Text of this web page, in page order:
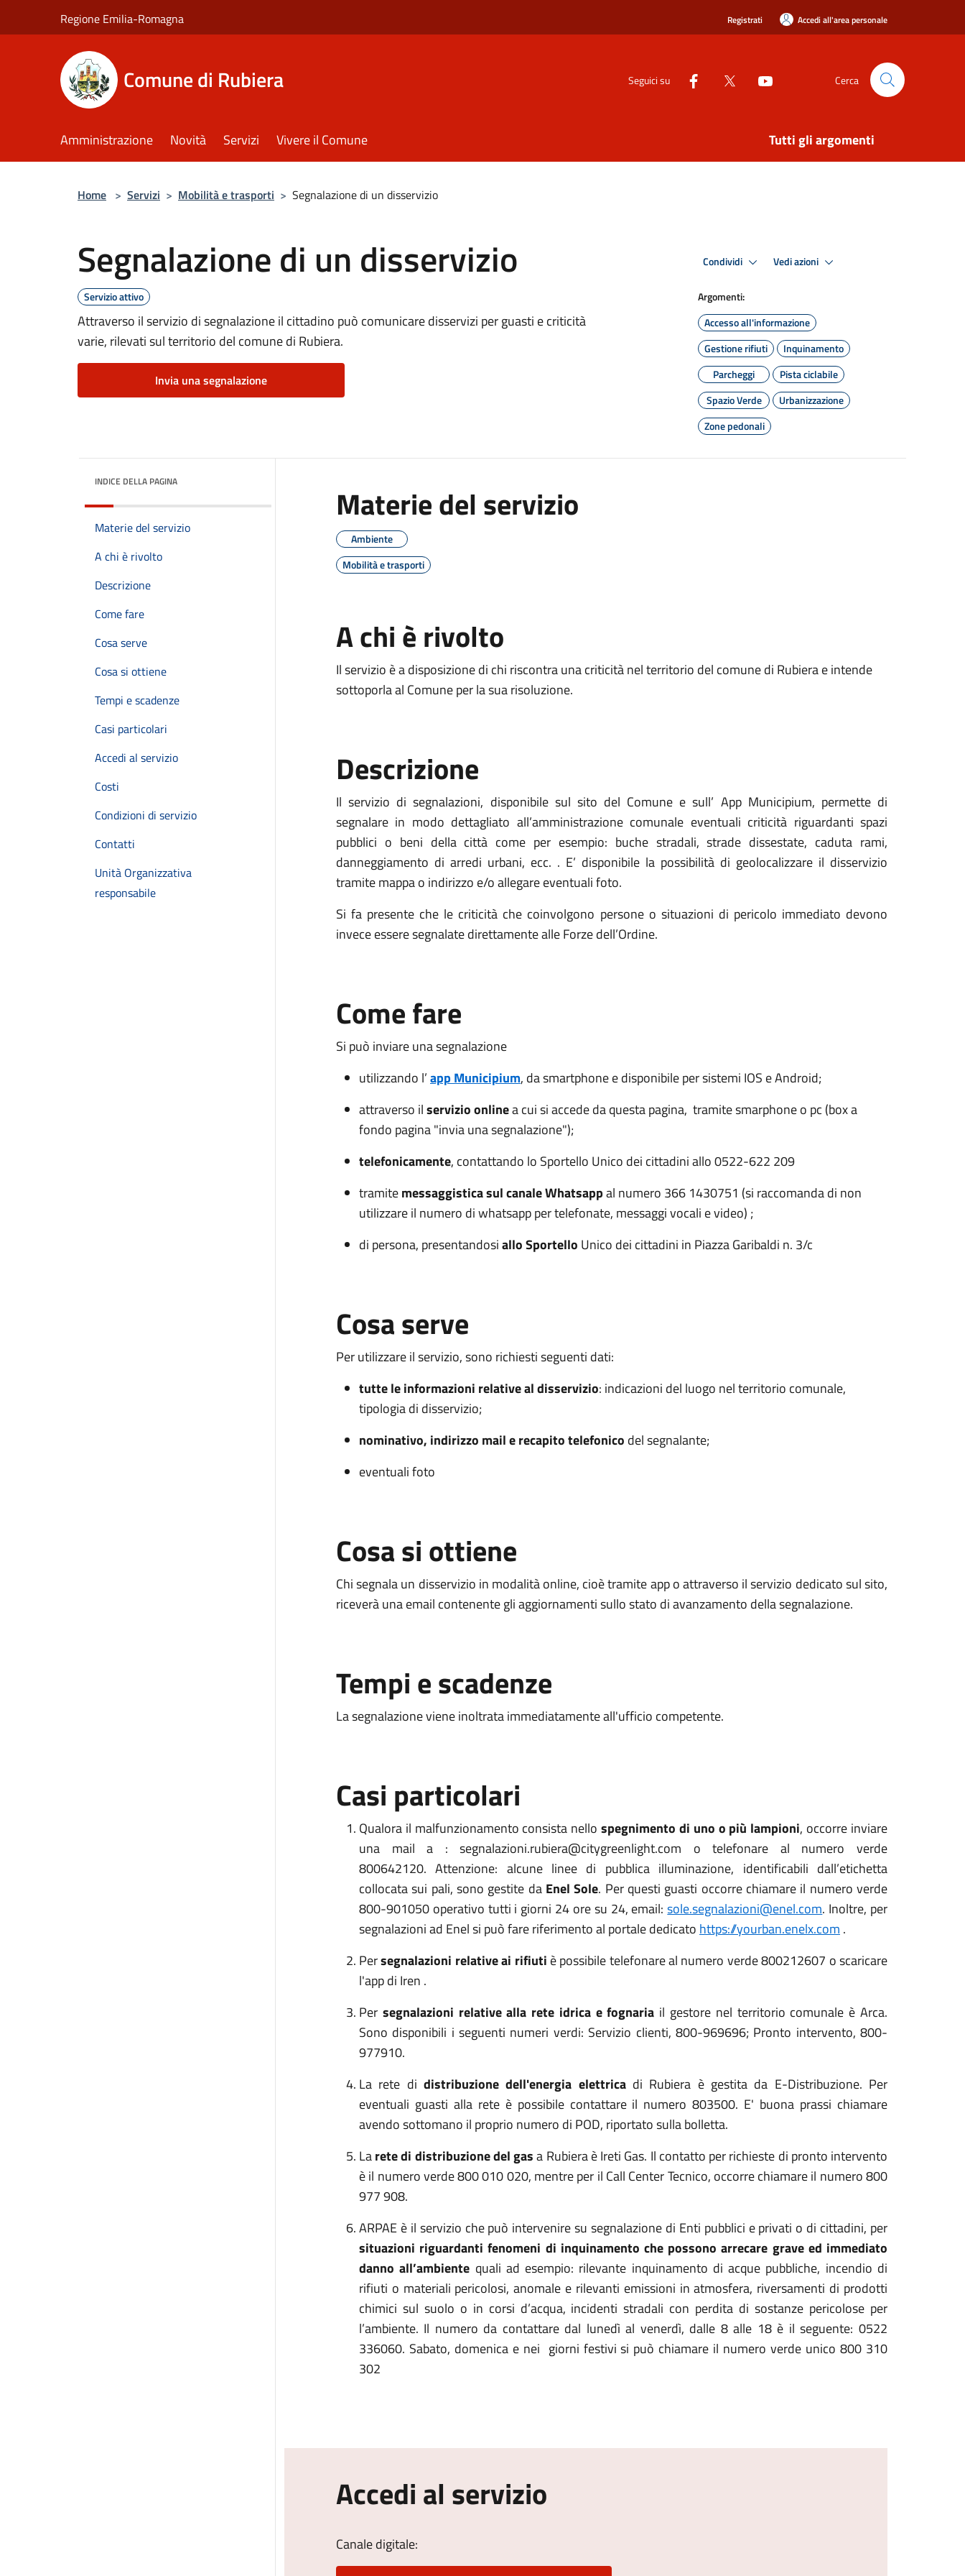
Regione Emilia-Romagna Registrati Accedi all'area personale
Comune di Rubiera Seguici su Cerca
Amministrazione Novità Servizi Vivere il Comune Tutti gli argomenti
Home > Servizi > Mobilità e trasporti > Segnalazione di un disservizio
Segnalazione di un disservizio
Servizio attivo
Attraverso il servizio di segnalazione il cittadino può comunicare disservizi per guasti e criticità
varie, rilevati sul territorio del comune di Rubiera.
Invia una segnalazione
Condividi Vedi azioni
Argomenti:
Accesso all'informazione
Gestione rifiuti
Inquinamento
Parcheggi
Pista ciclabile
Spazio Verde
Urbanizzazione
Zone pedonali
INDICE DELLA PAGINA
Materie del servizio
A chi è rivolto
Descrizione
Come fare
Cosa serve
Cosa si ottiene
Tempi e scadenze
Casi particolari
Accedi al servizio
Costi
Condizioni di servizio
Contatti
Unità Organizzativa
responsabile
Materie del servizio
Ambiente
Mobilità e trasporti
A chi è rivolto
Il servizio è a disposizione di chi riscontra una criticità nel territorio del comune di Rubiera e intende
sottoporla al Comune per la sua risoluzione.
Descrizione
Il servizio di segnalazioni, disponibile sul sito del Comune e sull’ App Municipium, permette di
segnalare in modo dettagliato all’amministrazione comunale eventuali criticità riguardanti spazi
pubblici o beni della città come per esempio: buche stradali, strade dissestate, caduta rami,
danneggiamento di arredi urbani, ecc. . E’ disponibile la possibilità di geolocalizzare il disservizio
tramite mappa o indirizzo e/o allegare eventuali foto.
Si fa presente che le criticità che coinvolgono persone o situazioni di pericolo immediato devono
invece essere segnalate direttamente alle Forze dell’Ordine.
Come fare
Si può inviare una segnalazione
utilizzando l’app Municipium, da smartphone e disponibile per sistemi IOS e Android;
attraverso ilservizio onlinea cui si accede da questa pagina, tramite smarphone o pc (box a
fondo pagina "invia una segnalazione");
telefonicamente, contattando lo Sportello Unico dei cittadini allo 0522-622 209
tramitemessaggistica sul canale Whatsappal numero 366 1430751 (si raccomanda di non
utilizzare il numero di whatsapp per telefonate, messaggi vocali e video) ;
di persona, presentandosiallo Sportello Unico dei cittadini in Piazza Garibaldi n. 3/c
Cosa serve
Per utilizzare il servizio, sono richiesti seguenti dati:
tutte le informazioni relative al disservizio: indicazioni del luogo nel territorio comunale,
tipologia di disservizio;
nominativo, indirizzo mail e recapito telefonico del segnalante;
eventuali foto
Cosa si ottiene
Chi segnala un disservizio in modalità online, cioè tramite app o attraverso il servizio dedicato sul sito,
riceverà una email contenente gli aggiornamenti sullo stato di avanzamento della segnalazione.
Tempi e scadenze
La segnalazione viene inoltrata immediatamente all'ufficio competente.
Casi particolari
Qualora il malfunzionamento consista nellospegnimento di uno o più lampioni, occorre inviare
una mail a :segnalazioni.rubiera@citygreenlight.com o telefonare al numero verde
800642120. Attenzione: alcune linee di pubblica illuminazione, identificabili dall’etichetta
collocata sui pali, sono gestite da Enel Sole. Per questi guasti occorre chiamare il numero verde
800-901050 operativo tutti i giorni 24 ore su 24, email:sole.segnalazioni@enel.com. Inoltre, per
segnalazioni ad Enel si può fare riferimento al portale dedicato https://yourban.enelx.com .
Persegnalazioni relative ai rifiuti è possibile telefonare al numero verde 800212607 o scaricare
l'app di Iren .
Per segnalazioni relative alla rete idrica e fognaria il gestore nel territorio comunale è Arca.
Sono disponibili i seguenti numeri verdi: Servizio clienti, 800-969696; Pronto intervento, 800-
977910.
La rete di distribuzione dell'energia elettricadi Rubiera è gestita da E-Distribuzione. Per
eventuali guasti alla rete è possibile contattare il numero 803500. E' buona prassi chiamare
avendo sottomano il proprio numero di POD, riportato sulla bolletta.
Larete di distribuzione del gasa Rubiera è Ireti Gas. Il contatto per richieste di pronto intervento
è il numero verde 800 010 020, mentre per il Call Center Tecnico, occorre chiamare il numero 800
977 908.
ARPAE è il servizio che può intervenire su segnalazione di Enti pubblici e privati o di cittadini, per
situazioni riguardanti fenomeni di inquinamento che possono arrecare grave ed immediato
danno all’ambiente quali ad esempio: rilevante inquinamento di acque pubbliche, incendio di
rifiuti o materiali pericolosi, anomale e rilevanti emissioni in atmosfera, riversamenti di prodotti
chimici sul suolo o in corsi d’acqua, incidenti stradali con perdita di sostanze pericolose per
l’ambiente. Il numero da contattare dal lunedì al venerdì, dalle 8 alle 18 è il seguente: 0522
336060. Sabato, domenica e nei giorni festivi si può chiamare il numero verde unico 800 310
302
Accedi al servizio
Canale digitale: